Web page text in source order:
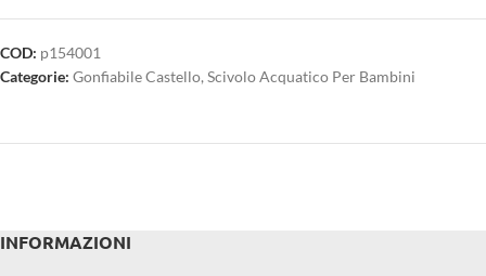
COD: p154001
Categorie: Gonfiabile Castello, Scivolo Acquatico Per Bambini
INFORMAZIONI